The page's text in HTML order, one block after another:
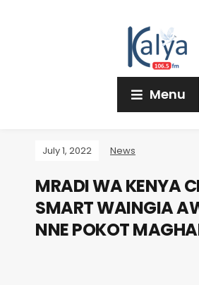
Menu
July 1, 2022 News
MRADI WA KENYA
SMART WAINGIA
NNE POKOT